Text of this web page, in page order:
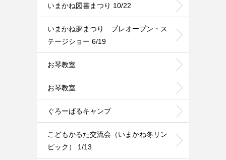
いまかね図書まつり 10/22
いまかね夢まつり プレオープン・ス
テージショー 6/19
お琴教室
お琴教室
ぐろーばるキャンプ
こどもかるた交流会（いまかね冬リン
ピック） 1/13